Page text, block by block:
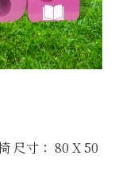
尺寸： 80 X 50